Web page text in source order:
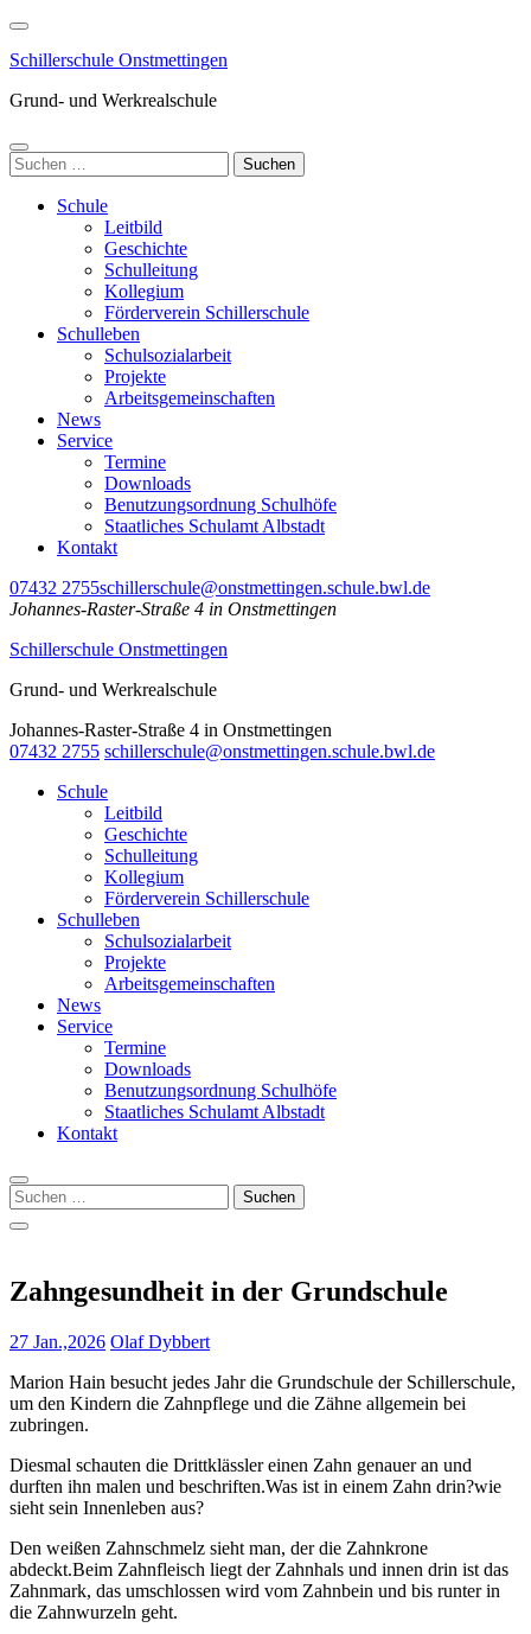
Zum
springen
drücken)
Schillerschule Onstmettingen
Grund- und Werkrealschule
Suchen
nach:
Schule
Leitbild
Geschichte
Schulleitung
Kollegium
Förderverein Schillerschule
Schulleben
Schulsozialarbeit
Projekte
Arbeitsgemeinschaften
News
Service
Termine
Downloads
Benutzungsordnung Schulhöfe
Staatliches Schulamt Albstadt
Kontakt
07432 2755schillerschule@onstmettingen.schule.bwl.de
Johannes-Raster-Straße 4 in Onstmettingen
Schillerschule Onstmettingen
Grund- und Werkrealschule
Johannes-Raster-Straße 4 in Onstmettingen
07432 2755 schillerschule@onstmettingen.schule.bwl.de
Schule
Leitbild
Geschichte
Schulleitung
Kollegium
Förderverein Schillerschule
Schulleben
Schulsozialarbeit
Projekte
Arbeitsgemeinschaften
News
Service
Termine
Downloads
Benutzungsordnung Schulhöfe
Staatliches Schulamt Albstadt
Kontakt
Suchen
nach:
Zahngesundheit in der Grundschule
27 Jan.,2026 Olaf Dybbert
Marion Hain besucht jedes Jahr die Grundschule der Schillerschule,
um den Kindern die Zahnpflege und die Zähne allgemein bei
zubringen.
Diesmal schauten die Drittklässler einen Zahn genauer an und
durften ihn malen und beschriften.Was ist in einem Zahn drin?wie
sieht sein Innenleben aus?
Den weißen Zahnschmelz sieht man, der die Zahnkrone
abdeckt.Beim Zahnfleisch liegt der Zahnhals und innen drin ist das
Zahnmark, das umschlossen wird vom Zahnbein und bis runter in
die Zahnwurzeln geht.